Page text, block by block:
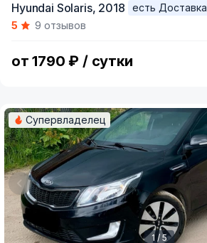
of
Hyundai Solaris, 2018
есть Доставка
5
9 отзывов
от 1790 ₽ / сутки
Супервладелец
1 / 5